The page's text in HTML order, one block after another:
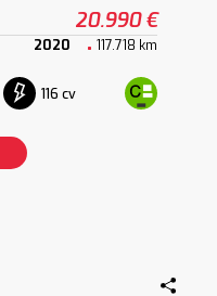
20.990 €
2020 117.718 km
116 cv